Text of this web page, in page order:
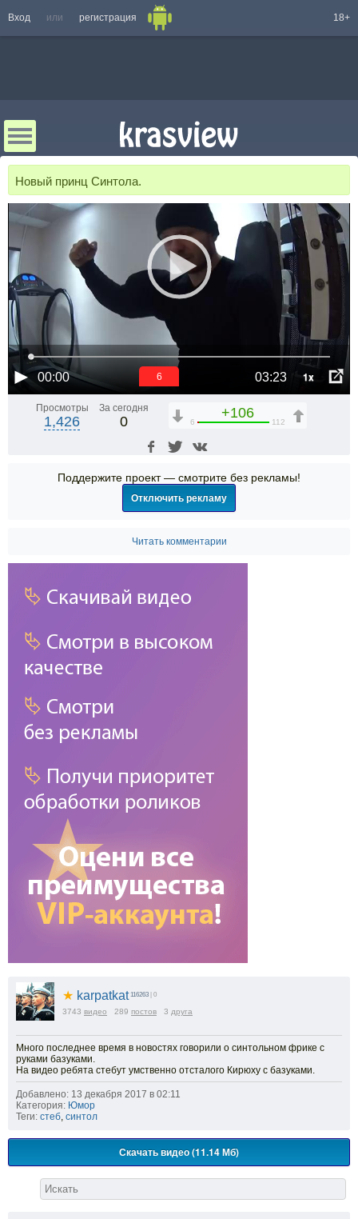
Вход или регистрация 18+
Новый принц Синтола.
00:00 03:23 1x
6
Просмотры
1,426
За сегодня
0
+106
6 112
Поддержите проект — смотрите без рекламы!
Отключить рекламу
Читать комментарии
★ karpatkat 116263 | 0
3743 видео 289 постов 3 друга
Много последнее время в новостях говорили о синтольном фрике с
руками базуками.
На видео ребята стебут умственно отсталого Кирюху с базуками.
Добавлено: 13 декабря 2017 в 02:11
Категория: Юмор
Теги: стеб, синтол
Скачать видео (11.14 Мб)